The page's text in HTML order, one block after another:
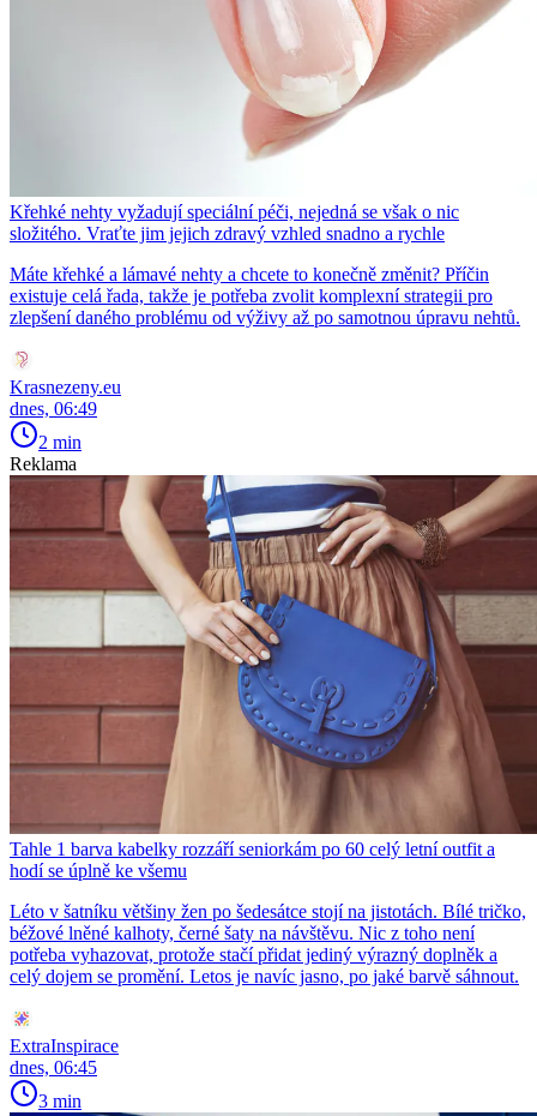
Křehké nehty vyžadují speciální péči, nejedná se však o nic
složitého. Vraťte jim jejich zdravý vzhled snadno a rychle
Máte křehké a lámavé nehty a chcete to konečně změnit? Příčin
existuje celá řada, takže je potřeba zvolit komplexní strategii pro
zlepšení daného problému od výživy až po samotnou úpravu nehtů.
Krasnezeny.eu
dnes, 06:49
2 min
Reklama
Tahle 1 barva kabelky rozzáří seniorkám po 60 celý letní outfit a
hodí se úplně ke všemu
Léto v šatníku většiny žen po šedesátce stojí na jistotách. Bílé tričko,
béžové lněné kalhoty, černé šaty na návštěvu. Nic z toho není
potřeba vyhazovat, protože stačí přidat jediný výrazný doplněk a
celý dojem se promění. Letos je navíc jasno, po jaké barvě sáhnout.
ExtraInspirace
dnes, 06:45
3 min